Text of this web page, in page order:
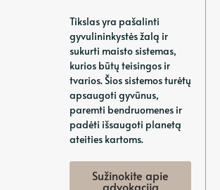
Tikslas yra pašalinti
gyvulininkystės žalą ir
sukurti maisto sistemas,
kurios būtų teisingos ir
tvarios. Šios sistemos turėtų
apsaugoti gyvūnus,
paremti bendruomenes ir
padėti išsaugoti planetą
ateities kartoms.
Sužinokite apie
advokaciją